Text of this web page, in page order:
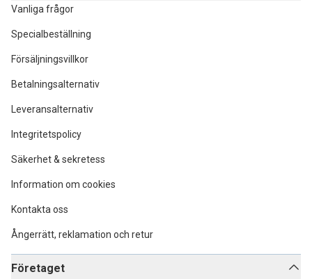
Vanliga frågor
Specialbeställning
Försäljningsvillkor
Betalningsalternativ
Leveransalternativ
Integritetspolicy
Säkerhet & sekretess
Information om cookies
Kontakta oss
Ångerrätt, reklamation och retur
Företaget